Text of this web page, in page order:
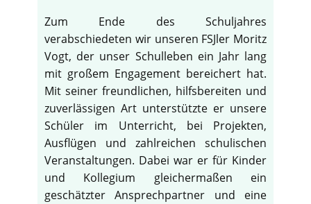
Zum Ende des Schuljahres
verabschiedeten wir unseren FSJler Moritz
Vogt, der unser Schulleben ein Jahr lang
mit großem Engagement bereichert hat.
Mit seiner freundlichen, hilfsbereiten und
zuverlässigen Art unterstützte er unsere
Schüler im Unterricht, bei Projekten,
Ausflügen und zahlreichen schulischen
Veranstaltungen. Dabei war er für Kinder
und Kollegium gleichermaßen ein
geschätzter Ansprechpartner und eine